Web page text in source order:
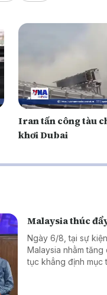
Iran tấn công tàu
khơi Dubai
Malaysia thúc
Ngày 6/8, tại sự
Malaysia nhằm
tục khẳng định mục